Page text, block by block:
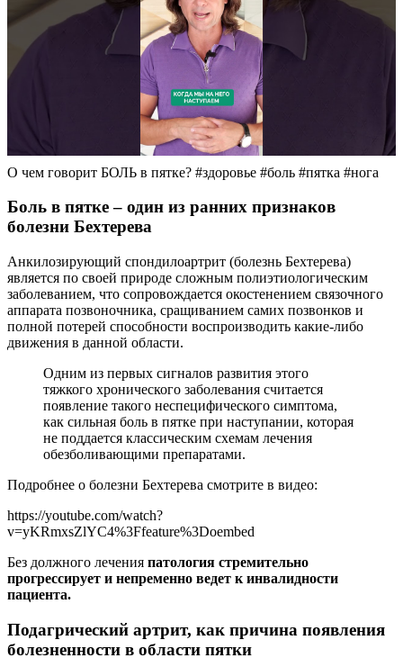
О чем говорит БОЛЬ в пятке? #здоровье #боль #пятка #нога
Боль в пятке – один из ранних признаков
болезни Бехтерева
Анкилозирующий спондилоартрит (болезнь Бехтерева)
является по своей природе сложным полиэтиологическим
заболеванием, что сопровождается окостенением связочного
аппарата позвоночника, сращиванием самих позвонков и
полной потерей способности воспроизводить какие-либо
движения в данной области.
Одним из первых сигналов развития этого
тяжкого хронического заболевания считается
появление такого неспецифического симптома,
как сильная боль в пятке при наступании, которая
не поддается классическим схемам лечения
обезболивающими препаратами.
Подробнее о болезни Бехтерева смотрите в видео:
https://youtube.com/watch?
v=yKRmxsZlYC4%3Ffeature%3Doembed
Без должного лечения патология стремительно
прогрессирует и непременно ведет к инвалидности
пациента.
Подагрический артрит, как причина появления
болезненности в области пятки